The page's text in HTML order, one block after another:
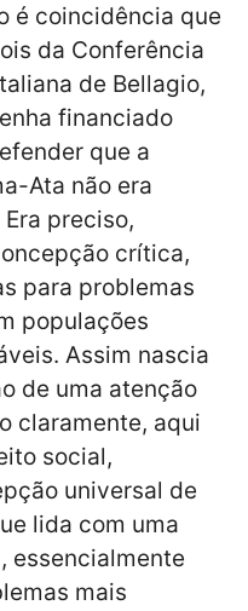
é coincidência que
da Conferência
de Bellagio,
financiado
que a
Ata não era
preciso,
crítica,
para problemas
populações
Assim nascia
de uma atenção
claramente, aqui
social,
universal de
lida com uma
essencialmente
mais